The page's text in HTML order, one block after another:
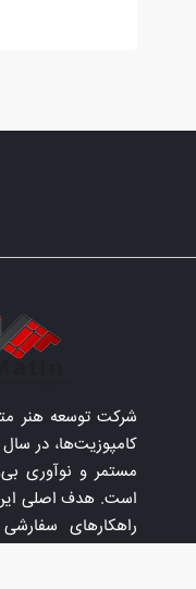
شرکت توسعه هنر
مستمر و نوآوری
است. هدف اصلی این
راهکارهای